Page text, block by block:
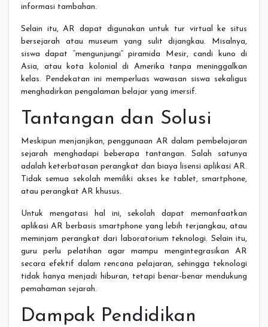
informasi tambahan.
Selain itu, AR dapat digunakan untuk tur virtual ke situs
bersejarah atau museum yang sulit dijangkau. Misalnya,
siswa dapat “mengunjungi” piramida Mesir, candi kuno di
Asia, atau kota kolonial di Amerika tanpa meninggalkan
kelas. Pendekatan ini memperluas wawasan siswa sekaligus
menghadirkan pengalaman belajar yang imersif.
Tantangan dan Solusi
Meskipun menjanjikan, penggunaan AR dalam pembelajaran
sejarah menghadapi beberapa tantangan. Salah satunya
adalah keterbatasan perangkat dan biaya lisensi aplikasi AR.
Tidak semua sekolah memiliki akses ke tablet, smartphone,
atau perangkat AR khusus.
Untuk mengatasi hal ini, sekolah dapat memanfaatkan
aplikasi AR berbasis smartphone yang lebih terjangkau, atau
meminjam perangkat dari laboratorium teknologi. Selain itu,
guru perlu pelatihan agar mampu mengintegrasikan AR
secara efektif dalam rencana pelajaran, sehingga teknologi
tidak hanya menjadi hiburan, tetapi benar-benar mendukung
pemahaman sejarah.
Dampak Pendidikan